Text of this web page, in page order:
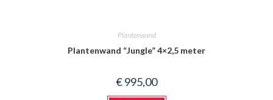
Plantenwand
Plantenwand “Jungle” 4×2,5 meter
€995,00